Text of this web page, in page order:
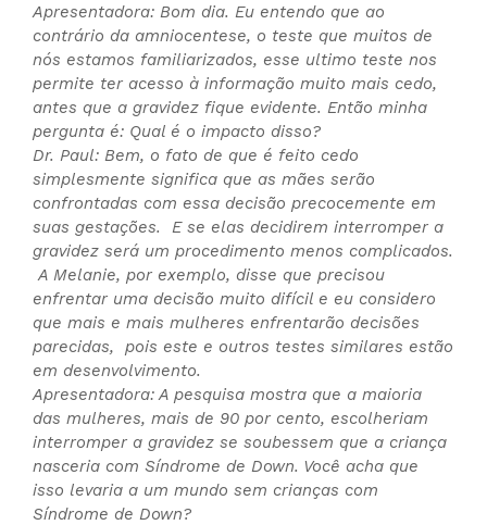
Apresentadora: Bom dia. Eu entendo que ao
contrário da amniocentese, o teste que muitos de
nós estamos familiarizados, esse ultimo teste nos
permite ter acesso à informação muito mais cedo,
antes que a gravidez fique evidente. Então minha
pergunta é: Qual é o impacto disso?
Dr. Paul: Bem, o fato de que é feito cedo
simplesmente significa que as mães serão
confrontadas com essa decisão precocemente em
suas gestações. E se elas decidirem interromper a
gravidez será um procedimento menos complicados.
A Melanie, por exemplo, disse que precisou
enfrentar uma decisão muito difícil e eu considero
que mais e mais mulheres enfrentarão decisões
parecidas, pois este e outros testes similares estão
em desenvolvimento.
Apresentadora: A pesquisa mostra que a maioria
das mulheres, mais de 90 por cento, escolheriam
interromper a gravidez se soubessem que a criança
nasceria com Síndrome de Down. Você acha que
isso levaria a um mundo sem crianças com
Síndrome de Down?